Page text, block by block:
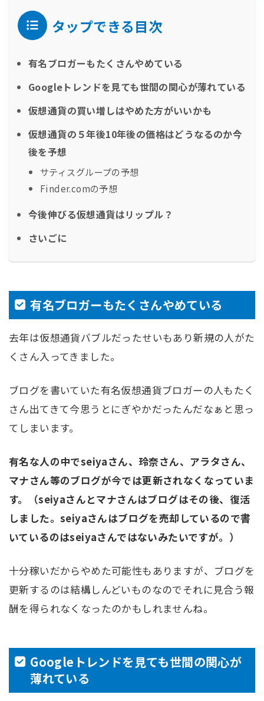
タップできる目次
有名ブロガーもたくさんやめている
Googleトレンドを見ても世間の関心が薄れている
仮想通貨の買い増しはやめた方がいいかも
仮想通貨の５年後10年後の価格はどうなるのか今
後を予想
サティスグループの予想
Finder.comの予想
今後伸びる仮想通貨はリップル？
さいごに
有名ブロガーもたくさんやめている
去年は仮想通貨バブルだったせいもあり新規の人がた
くさん入ってきました。
ブログを書いていた有名仮想通貨ブロガーの人もたく
さん出てきて今思うとにぎやかだったんだなぁと思っ
てしまいます。
有名な人の中でseiyaさん、玲奈さん、アラタさん、
マナさん等のブログが今では更新されなくなっていま
す。（seiyaさんとマナさんはブログはその後、 復活
しました。seiyaさんはブログを売却しているので書
いているのはseiyaさんではないみたいですが。）
十分稼いだからやめた可能性もありますが、ブログを
更新するのは結構しんどいものなのでそれに見合う報
酬を得られなくなったのかもしれませんね。
Googleトレンドを見ても世間の関心が
薄れている